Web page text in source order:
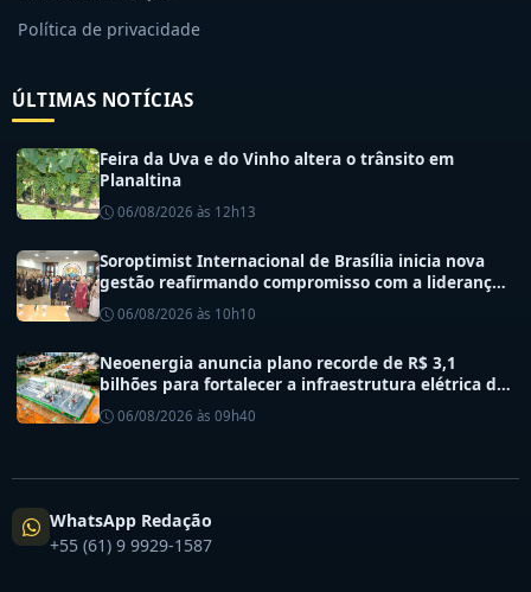
Política de privacidade
ÚLTIMAS NOTÍCIAS
Feira da Uva e do Vinho altera o trânsito em
Planaltina
06/08/2026 às 12h13
Soroptimist Internacional de Brasília inicia nova
gestão reafirmando compromisso com a liderança
06/08/2026 às 10h10
Neoenergia anuncia plano recorde de R$ 3,1
bilhões para fortalecer a infraestrutura elétrica do
06/08/2026 às 09h40
WhatsApp Redação
+55 (61) 9 9929-1587